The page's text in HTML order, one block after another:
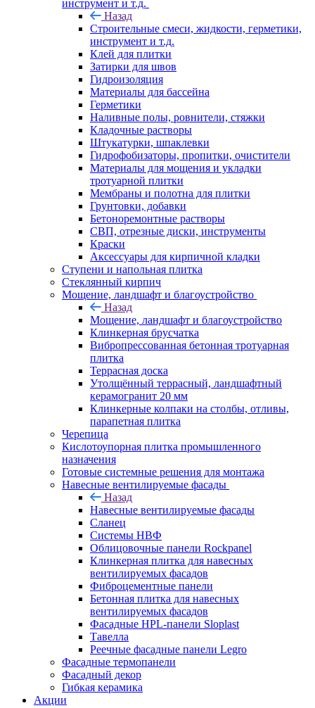
инструмент и т.д.
Назад
Строительные смеси, жидкости, герметики,
инструмент и т.д.
Клей для плитки
Затирки для швов
Гидроизоляция
Материалы для бассейна
Герметики
Наливные полы, ровнители, стяжки
Кладочные растворы
Штукатурки, шпаклевки
Гидрофобизаторы, пропитки, очистители
Материалы для мощения и укладки
тротуарной плитки
Мембраны и полотна для плитки
Грунтовки, добавки
Бетоноремонтные растворы
СВП, отрезные диски, инструменты
Краски
Аксессуары для кирпичной кладки
Ступени и напольная плитка
Cтеклянный кирпич
Мощение, ландшафт и благоустройство
Назад
Мощение, ландшафт и благоустройство
Клинкерная брусчатка
Вибропрессованная бетонная тротуарная
плитка
Террасная доска
Утолщённый террасный, ландшафтный
керамогранит 20 мм
Клинкерные колпаки на столбы, отливы,
парапетная плитка
Черепица
Кислотоупорная плитка промышленного
назначения
Готовые системные решения для монтажа
Навесные вентилируемые фасады
Назад
Навесные вентилируемые фасады
Сланец
Системы НВФ
Облицовочные панели Rockpanel
Клинкерная плитка для навесных
вентилируемых фасадов
Фиброцементные панели
Бетонная плитка для навесных
вентилируемых фасадов
Фасадные HPL-панели Sloplast
Тавелла
Реечные фасадные панели Legro
Фасадные термопанели
Фасадный декор
Гибкая керамика
Акции